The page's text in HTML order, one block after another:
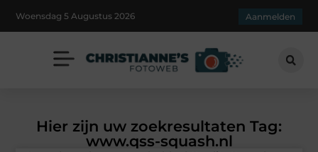
Woensdag 5 Augustus 2026 Aanmelden
Hier zijn uw zoekresultaten Tag:
www.qss-squash.nl